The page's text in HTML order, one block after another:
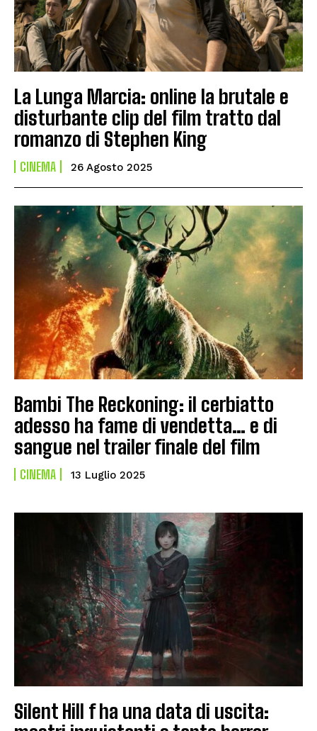
La Lunga Marcia: online la brutale e
disturbante clip del film tratto dal
romanzo di Stephen King
CINEMA 26 Agosto 2025
Bambi The Reckoning: il cerbiatto
adesso ha fame di vendetta… e di
sangue nel trailer finale del film
CINEMA 13 Luglio 2025
Silent Hill f ha una data di uscita: